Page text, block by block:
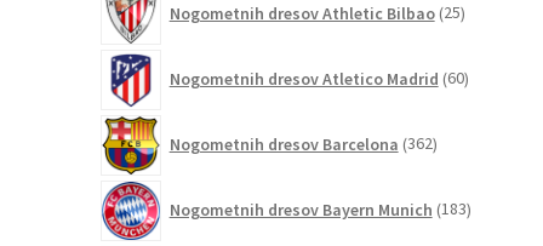
Nogometnih dresov Athletic Bilbao 25izdelkov
Nogometnih dresov Atletico Madrid 60izdelkov
Nogometnih dresov Barcelona 362izdelkov
Nogometnih dresov Bayern Munich 183izdelkov